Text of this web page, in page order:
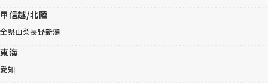
甲信越/北陸
全県山梨長野新潟
東海
愛知